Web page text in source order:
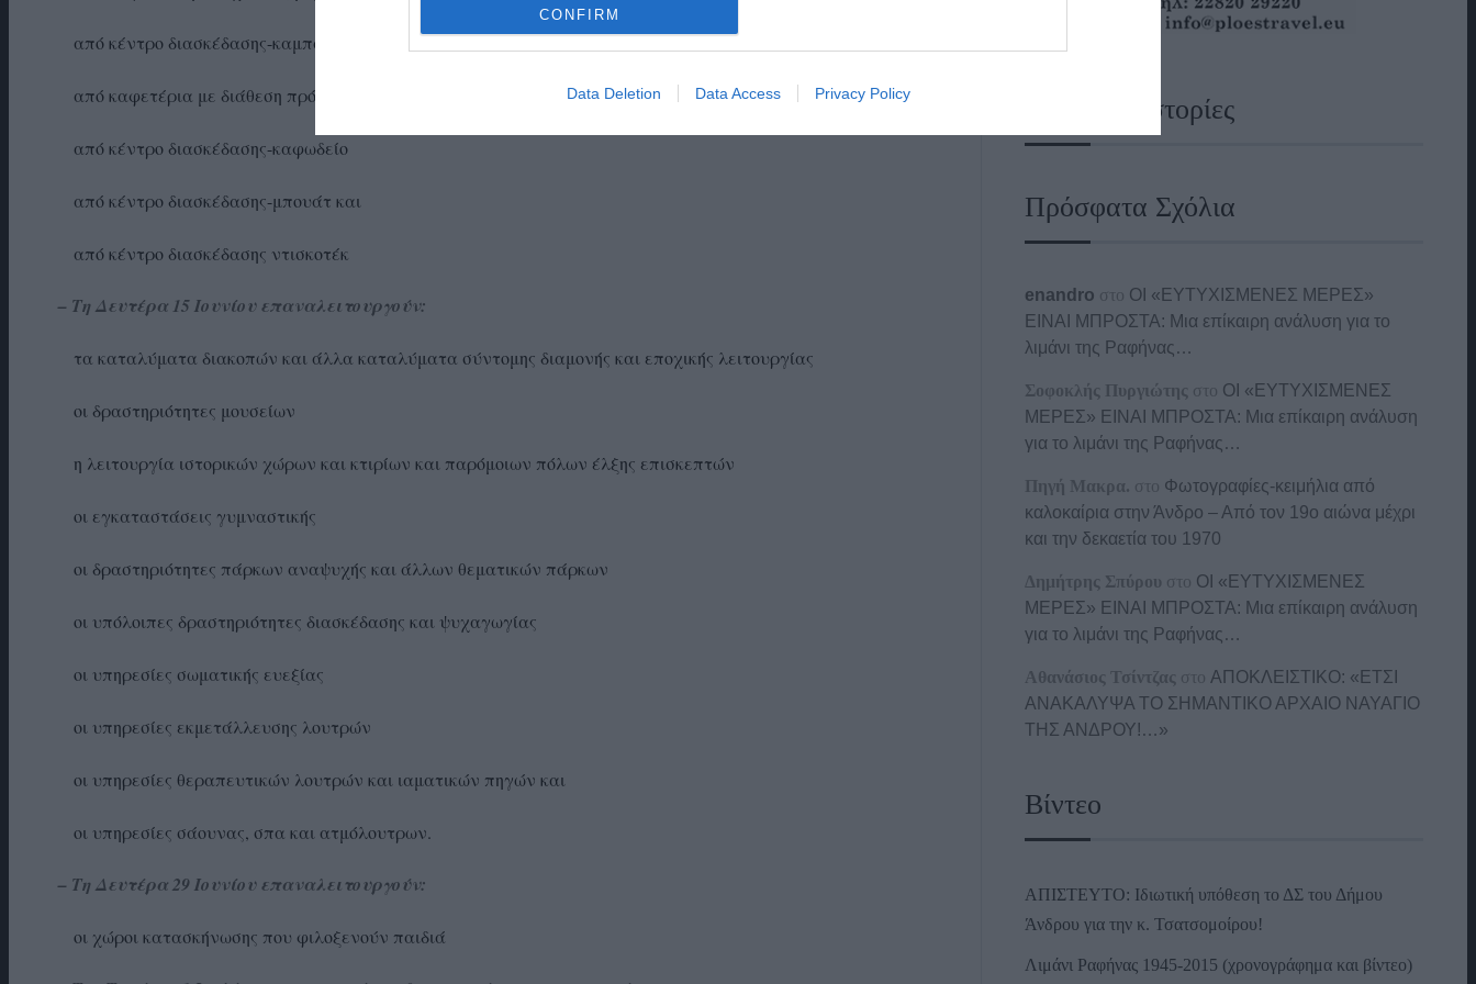
CONFIRM
Data Deletion Data Access Privacy Policy
από κέντρο διασκέδασης-καμπαρέ ή νάιτ κλαμπ
από καφετέρια με διάθεση πρόσβασης στο διαδίκτυο (ίντερνετ καφέ)
από κέντρο διασκέδασης-καφωδείο
από κέντρο διασκέδασης-μπουάτ και
από κέντρο διασκέδασης ντισκοτέκ
– Τη Δευτέρα 15 Ιουνίου επαναλειτουργούν:
τα καταλύματα διακοπών και άλλα καταλύματα σύντομης διαμονής και εποχικής λειτουργίας
οι δραστηριότητες μουσείων
η λειτουργία ιστορικών χώρων και κτιρίων και παρόμοιων πόλων έλξης επισκεπτών
οι εγκαταστάσεις γυμναστικής
οι δραστηριότητες πάρκων αναψυχής και άλλων θεματικών πάρκων
οι υπόλοιπες δραστηριότητες διασκέδασης και ψυχαγωγίας
οι υπηρεσίες σωματικής ευεξίας
οι υπηρεσίες εκμετάλλευσης λουτρών
οι υπηρεσίες θεραπευτικών λουτρών και ιαματικών πηγών και
οι υπηρεσίες σάουνας, σπα και ατμόλουτρων.
– Τη Δευτέρα 29 Ιουνίου επαναλειτουργούν:
οι χώροι κατασκήνωσης που φιλοξενούν παιδιά
Ναυτικές Ιστορίες
Πρόσφατα Σχόλια
enandro στο ΟΙ «ΕΥΤΥΧΙΣΜΕΝΕΣ ΜΕΡΕΣ»
ΕΙΝΑΙ ΜΠΡΟΣΤΑ: Μια επίκαιρη ανάλυση για το
λιμάνι της Ραφήνας…
Σοφοκλής Πυργιώτης στο ΟΙ «ΕΥΤΥΧΙΣΜΕΝΕΣ
ΜΕΡΕΣ» ΕΙΝΑΙ ΜΠΡΟΣΤΑ: Μια επίκαιρη ανάλυση
για το λιμάνι της Ραφήνας…
Πηγή Μακρα. στο Φωτογραφίες-κειμήλια από
καλοκαίρια στην Άνδρο – Από τον 19ο αιώνα μέχρι
και την δεκαετία του 1970
Δημήτρης Σπύρου στο ΟΙ «ΕΥΤΥΧΙΣΜΕΝΕΣ
ΜΕΡΕΣ» ΕΙΝΑΙ ΜΠΡΟΣΤΑ: Μια επίκαιρη ανάλυση
για το λιμάνι της Ραφήνας…
Αθανάσιος Τσίντζας στοΑΠΟΚΛΕΙΣΤΙΚΟ: «ΕΤΣΙ
ΑΝΑΚΑΛΥΨΑ ΤΟ ΣΗΜΑΝΤΙΚΟ ΑΡΧΑΙΟ ΝΑΥΑΓΙΟ
ΤΗΣ ΑΝΔΡΟΥ!…»
Βίντεο
ΑΠΙΣΤΕΥΤΟ: Ιδιωτική υπόθεση το ΔΣ του Δήμου
Άνδρου για την κ. Τσατσομοίρου!
Λιμάνι Ραφήνας 1945-2015 (χρονογράφημα και βίντεο)